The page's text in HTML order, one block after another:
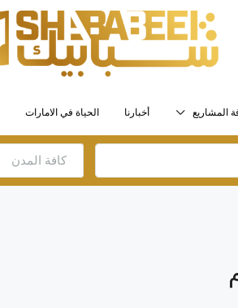
المشاريع أخبارنا الحياة في الامارات
كافة المدن